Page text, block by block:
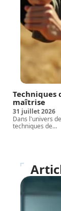
Techniques
maîtrise
31 juillet 2026
Dans l'univers
techniques de…